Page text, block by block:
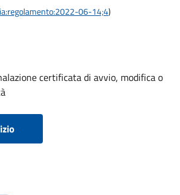
06-14;4)
certificata di avvio, modifica o